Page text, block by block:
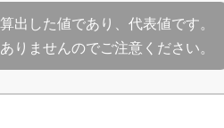
出した値であり、代表値です。
りませんのでご注意ください。